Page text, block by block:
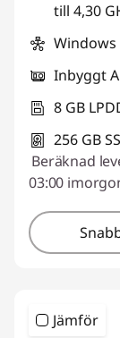
till 4,30
Windows
Inbyggt
8 GB
256 GB
Beräknad
03:00
Jämför